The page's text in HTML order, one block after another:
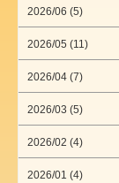
2026/06 (5)
2026/05 (11)
2026/04 (7)
2026/03 (5)
2026/02 (4)
2026/01 (4)